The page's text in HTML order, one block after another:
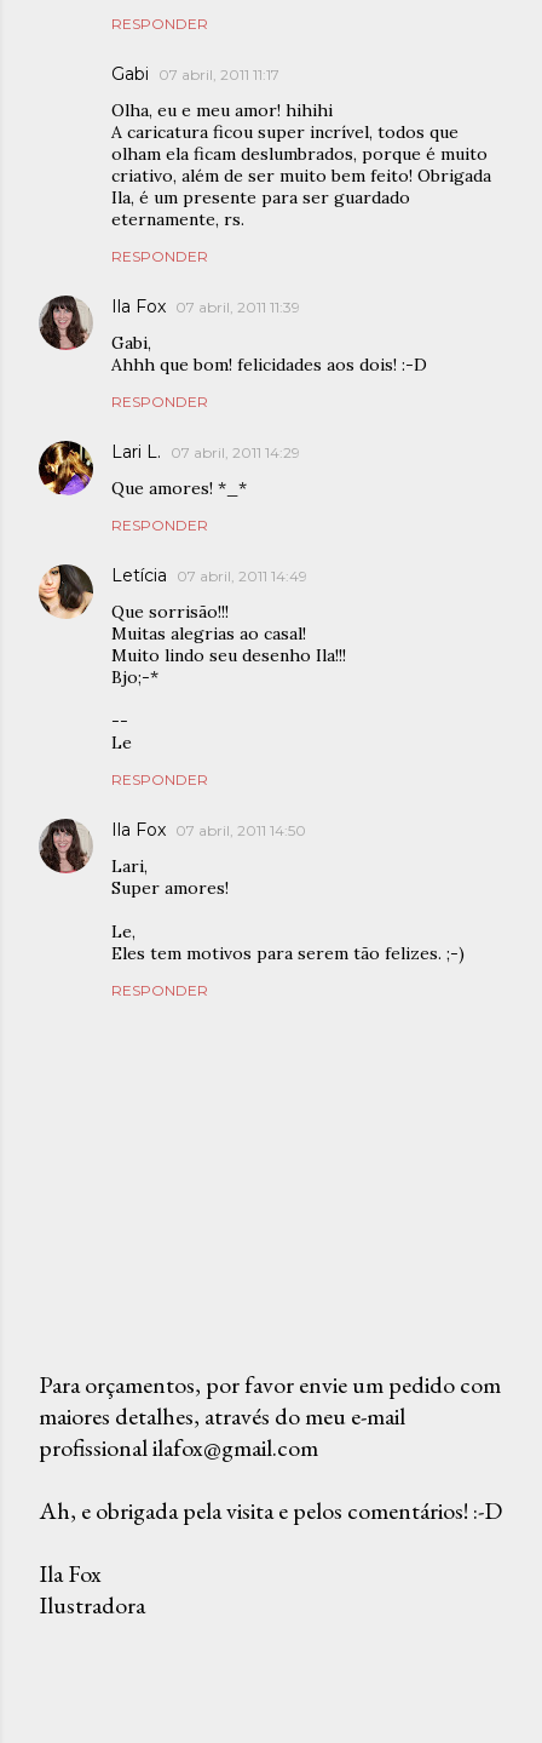
RESPONDER
Gabi 07 abril, 2011 11:17
Olha, eu e meu amor! hihihi
A caricatura ficou super incrível, todos que
olham ela ficam deslumbrados, porque é muito
criativo, além de ser muito bem feito! Obrigada
Ila, é um presente para ser guardado
eternamente, rs.
RESPONDER
Ila Fox 07 abril, 2011 11:39
Gabi,
Ahhh que bom! felicidades aos dois! :-D
RESPONDER
Lari L. 07 abril, 2011 14:29
Que amores! *_*
RESPONDER
Letícia 07 abril, 2011 14:49
Que sorrisão!!!
Muitas alegrias ao casal!
Muito lindo seu desenho Ila!!!
Bjo;-*
--
Le
RESPONDER
Ila Fox 07 abril, 2011 14:50
Lari,
Super amores!
Le,
Eles tem motivos para serem tão felizes. ;-)
RESPONDER
P
o
t
r
u
Para orçamentos, por favor envie um pedido com
maiores detalhes, através do meu e-mail
profissional ilafox@gmail.com
Ah, e obrigada pela visita e pelos comentários! :-D
Ila Fox
Ilustradora